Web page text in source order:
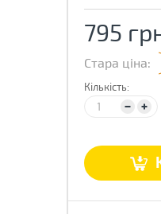
795
Стара ціна:
Кількість: